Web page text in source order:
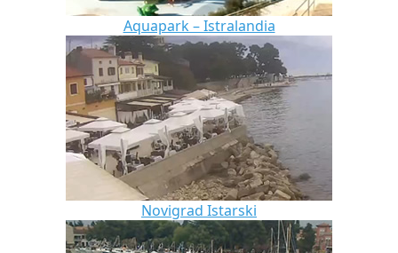
Aquapark – Istralandia
Novigrad Istarski